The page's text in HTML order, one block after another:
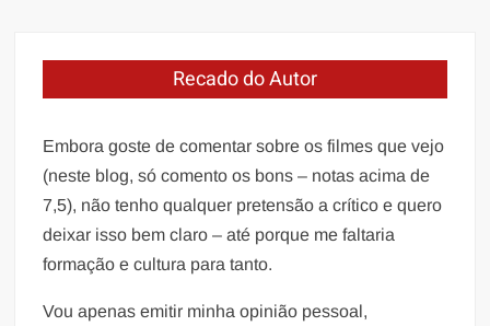
Recado do Autor
Embora goste de comentar sobre os filmes que vejo
(neste blog, só comento os bons – notas acima de
7,5), não tenho qualquer pretensão a crítico e quero
deixar isso bem claro – até porque me faltaria
formação e cultura para tanto.
Vou apenas emitir minha opinião pessoal,